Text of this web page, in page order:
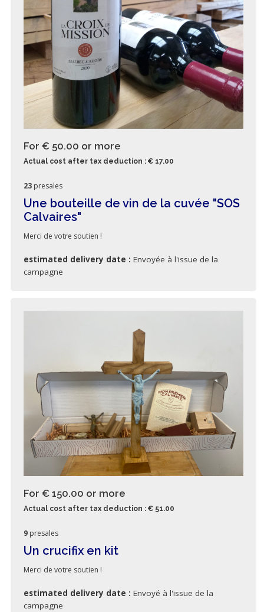
For € 50.00 or more
Actual cost after tax deduction : € 17.00
23 presales
Une bouteille de vin de la cuvée "SOS
Calvaires"
Merci de votre soutien !
estimated delivery date : Envoyée à l'issue de la
campagne
For € 150.00 or more
Actual cost after tax deduction : € 51.00
9 presales
Un crucifix en kit
Merci de votre soutien !
estimated delivery date : Envoyé à l'issue de la
campagne